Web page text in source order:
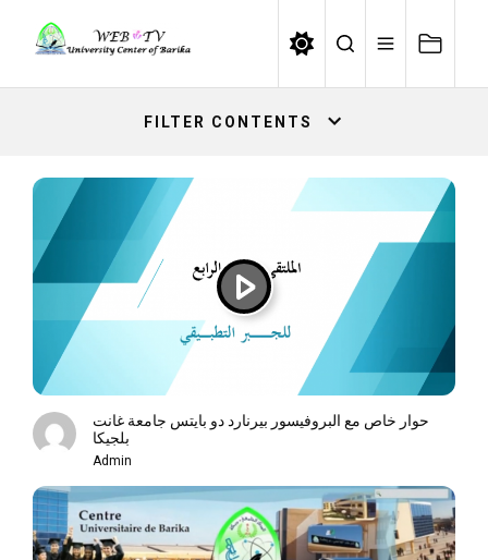
content
FILTER CONTENTS
حوار خاص مع البروفيسور بيرنارد دو بايتس جامعة غانت
بلجيكا
Admin